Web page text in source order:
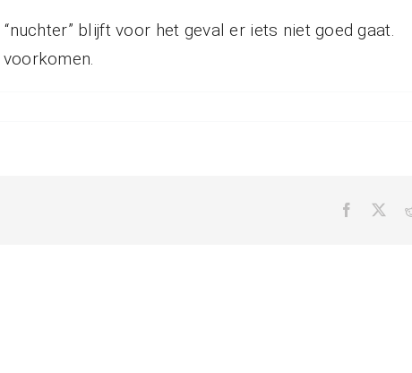
blijft voor het geval er iets niet goed gaat.
Facebook